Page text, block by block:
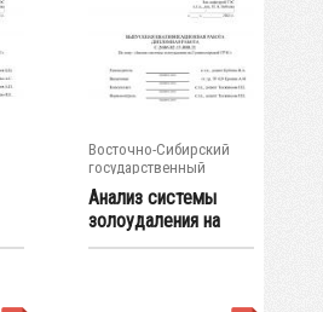
Восточно-Сибирский
государственный
университет...
Анализ системы
золоудаления на
Гусиноозерской